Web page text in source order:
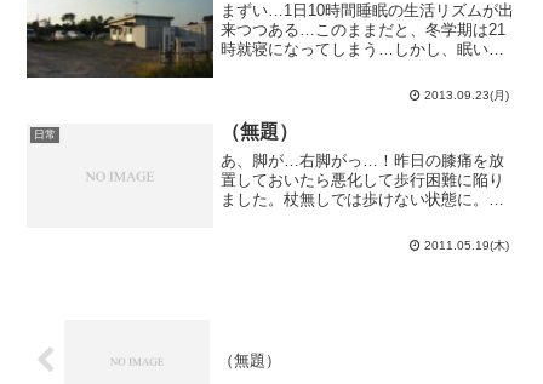
まずい…1日10時間睡眠の生活リズムが出
来つつある…このままだと、冬学期は21
時就寝になってしまう…しかし、眠いも
南吉生誕100周年という事で新美南吉の故
郷半田市は大変盛り上がっています。半
田高校とかも色...
2013.09.23(月)
日常 （無題）
あ、脚が…右脚がっ…！昨日の膝痛を放
置しておいたら悪化して歩行困難に陥り
ました。杖無しでは歩けない状態に。仕
肉腫か…？それとも放射線の影響で骨芽
細胞が変異を…とか厨二な事も考えたり
2011.05.19(木)
（無題）